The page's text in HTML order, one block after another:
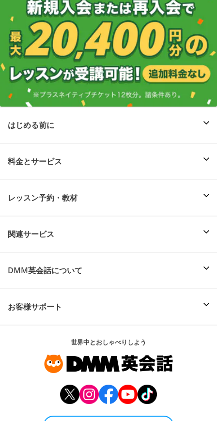
はじめる前に
料金とサービス
レッスン予約・教材
関連サービス
DMM英会話について
お客様サポート
世界中とおしゃべりしよう